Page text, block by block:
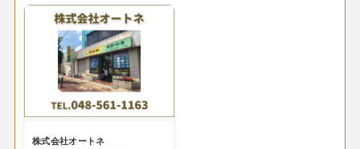
株式会社オートネ